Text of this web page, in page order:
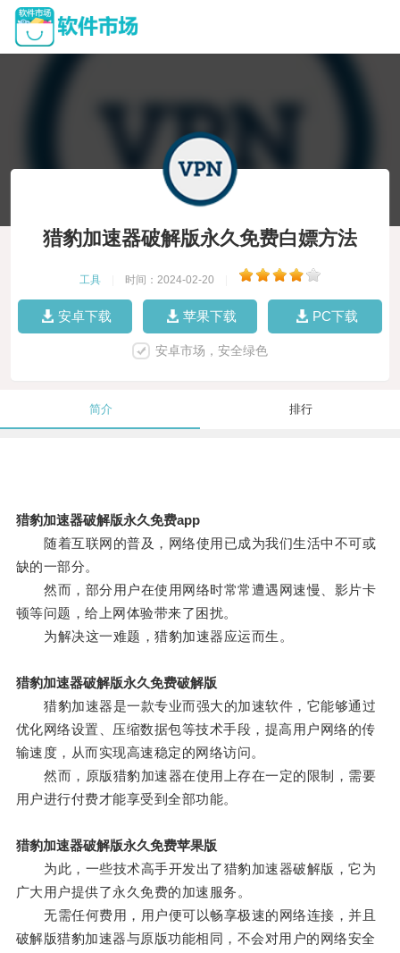
猎豹加速器破解版永久免费白嫖方法
工具 时间：2024-02-20
安卓下载 苹果下载 PC下载
安卓市场，安全绿色
简介 排行
猎豹加速器破解版永久免费app
随着互联网的普及，网络使用已成为我们生活中不可或
缺的一部分。
然而，部分用户在使用网络时常常遭遇网速慢、影片卡
顿等问题，给上网体验带来了困扰。
为解决这一难题，猎豹加速器应运而生。
猎豹加速器破解版永久免费破解版
猎豹加速器是一款专业而强大的加速软件，它能够通过
优化网络设置、压缩数据包等技术手段，提高用户网络的传
输速度，从而实现高速稳定的网络访问。
然而，原版猎豹加速器在使用上存在一定的限制，需要
用户进行付费才能享受到全部功能。
猎豹加速器破解版永久免费苹果版
为此，一些技术高手开发出了猎豹加速器破解版，它为
广大用户提供了永久免费的加速服务。
无需任何费用，用户便可以畅享极速的网络连接，并且
破解版猎豹加速器与原版功能相同，不会对用户的网络安全